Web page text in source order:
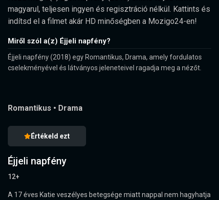
magyarul, teljesen ingyen és regisztráció nélkül. Kattints és
indítsd el a filmet akár HD minőségben a Mozigo24-en!
Miről szól a(z) Éjjeli napfény?
Éjjeli napfény (2018) egy Romantikus, Drama, amely fordulatos
cselekményével és látványos jeleneteivel ragadja meg a nézőt.
Romantikus • Drama
Értékeld ezt
Éjjeli napfény
12+
A 17 éves Katie veszélyes betegsége miatt nappal nem hagyhatja